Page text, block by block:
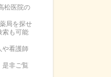
松医院の
局を探せ
索も可能
や看護師
是非ご覧